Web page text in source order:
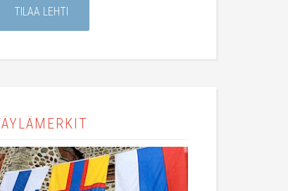
TILAA LEHTI